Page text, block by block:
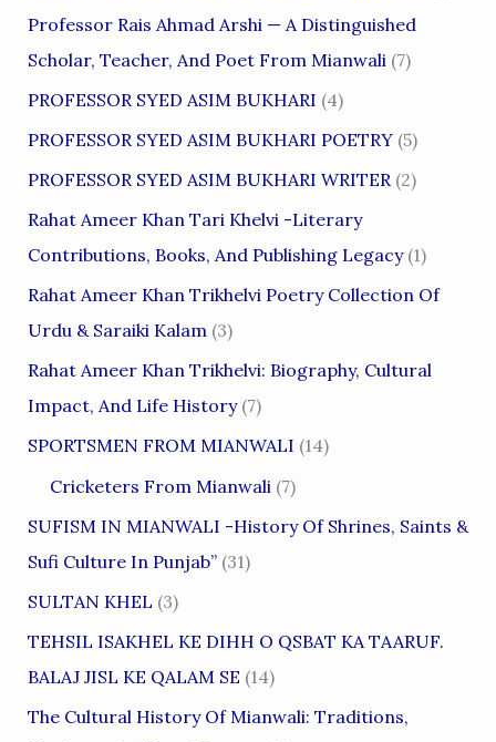
Professor Rais Ahmad Arshi — A Distinguished
Scholar, Teacher, And Poet From Mianwali (7)
PROFESSOR SYED ASIM BUKHARI (4)
PROFESSOR SYED ASIM BUKHARI POETRY(5)
PROFESSOR SYED ASIM BUKHARI WRITER (2)
Rahat Ameer Khan Tari Khelvi -Literary
Contributions, Books, And Publishing Legacy(1)
Rahat Ameer Khan Trikhelvi Poetry Collection Of
Urdu & Saraiki Kalam (3)
Rahat Ameer Khan Trikhelvi: Biography, Cultural
Impact, And Life History(7)
SPORTSMEN FROM MIANWALI (14)
Cricketers From Mianwali (7)
SUFISM IN MIANWALI -History Of Shrines, Saints &
Sufi Culture In Punjab”(31)
SULTAN KHEL (3)
TEHSIL ISAKHEL KE DIHH O QSBAT KA TAARUF.
BALAJ JISL KE QALAM SE (14)
The Cultural History Of Mianwali: Traditions,